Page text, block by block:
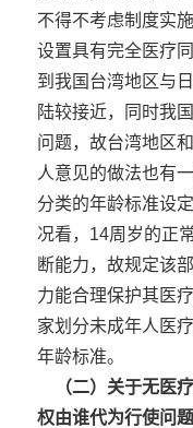
不得不考虑制度实
设置具有完全医疗
到我国台湾地区与
陆较接近，同时我
问题，故台湾地区
人意见的做法也有
分类的年龄标准设
况看，14周岁的正
断能力，故规定该
力能合理保护其医
家划分未成年人医
年龄标准。
（二）关于无医
权由谁代为行使问题